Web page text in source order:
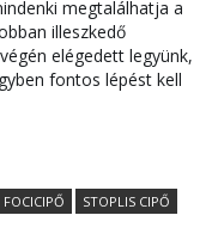
megtalálhatja a
illeszkedő
elégedett legyünk,
fontos lépést kell
FOCICIPŐ
STOPLIS CIPŐ